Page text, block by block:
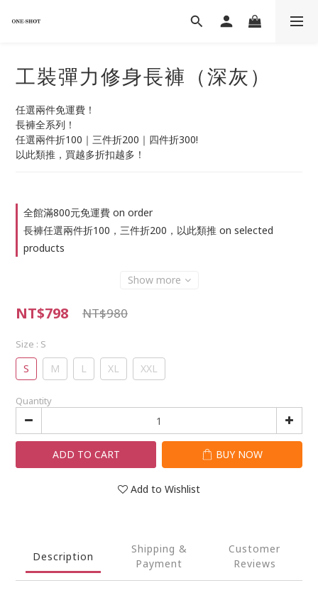
工裝彈力修身長褲（深灰）
任選兩件免運費！
長褲全系列！
任選兩件折100｜三件折200｜四件折300!
以此類推，買越多折扣越多！
全館滿800元免運費 on order
長褲任選兩件折100，三件折200，以此類推 on selected
products
Show more
NT$798 NT$980
Size : S
S M L XL XXL
Quantity
ADD TO CART BUY NOW
Add to Wishlist
Description
Shipping &
Payment
Customer
Reviews